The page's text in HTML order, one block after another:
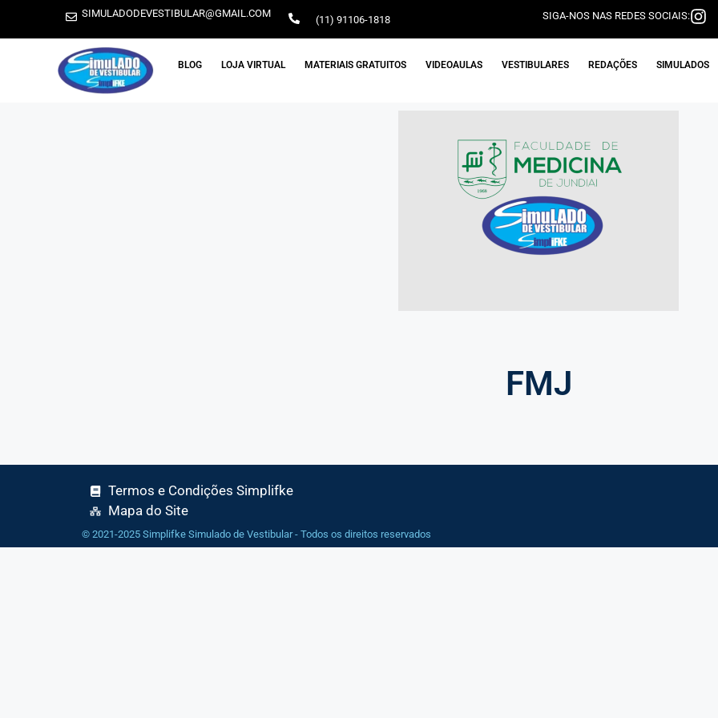
SIMULADODEVESTIBULAR@GMAIL.COM (11) 91106-1818 SIGA-NOS NAS REDES SOCIAIS:
BLOG LOJA VIRTUAL MATERIAIS GRATUITOS VIDEOAULAS VESTIBULARES REDAÇÕES SIMULADOS
FMJ
Termos e Condições Simplifke
Mapa do Site
© 2021-2025 Simplifke Simulado de Vestibular - Todos os direitos reservados